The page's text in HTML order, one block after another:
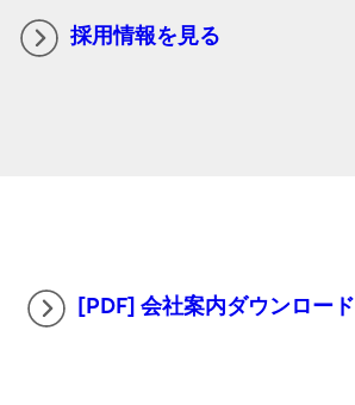
採用情報を見る
[PDF] 会社案内ダウンロード